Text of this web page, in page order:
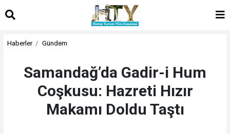
Haberler Gündem
Samandağ’da Gadir-i Hum
Coşkusu: Hazreti Hızır
Makamı Doldu Taştı